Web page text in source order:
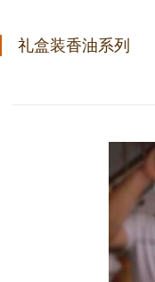
礼盒装香油系列